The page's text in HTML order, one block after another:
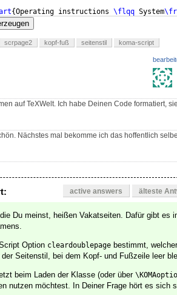
{Operating instructions \flqq System
{1}
scrpage2 kopf-fuß seitenstil koma-script
auf TeXWelt. Ich habe Deinen Code formatiert,
Nächstes mal bekomme ich das hoffentlich
active answers älteste
Du meinst, heißen Vakatseiten. Dafür gibt es
Option cleardoublepage bestimmt,
Seitenstil, bei dem Kopf- und Fußzeile leer
beim Laden der Klasse (oder über
nutzen möchtest. In Deiner Frage hört es sich